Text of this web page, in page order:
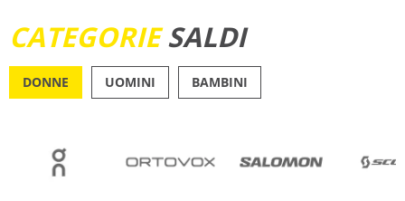
CATEGORIESALDI
DONNE UOMINI BAMBINI